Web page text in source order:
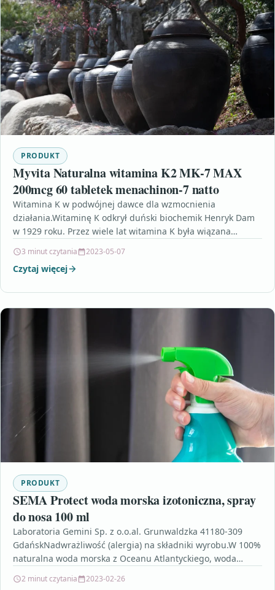
PRODUKT
Myvita Naturalna witamina K2 MK-7 MAX
200mcg 60 tabletek menachinon-7 natto
Witamina K w podwójnej dawce dla wzmocnienia
działania.Witaminę K odkrył duński biochemik Henryk Dam
w 1929 roku. Przez wiele lat witamina K była wiązana…
3 minut czytania 2023-05-07
Czytaj więcej
PRODUKT
SEMA Protect woda morska izotoniczna, spray
do nosa 100 ml
Laboratoria Gemini Sp. z o.o.al. Grunwaldzka 41180-309
GdańskNadwrażliwość (alergia) na składniki wyrobu.W 100%
naturalna woda morska z Oceanu Atlantyckiego, woda
2 minut czytania 2023-02-26